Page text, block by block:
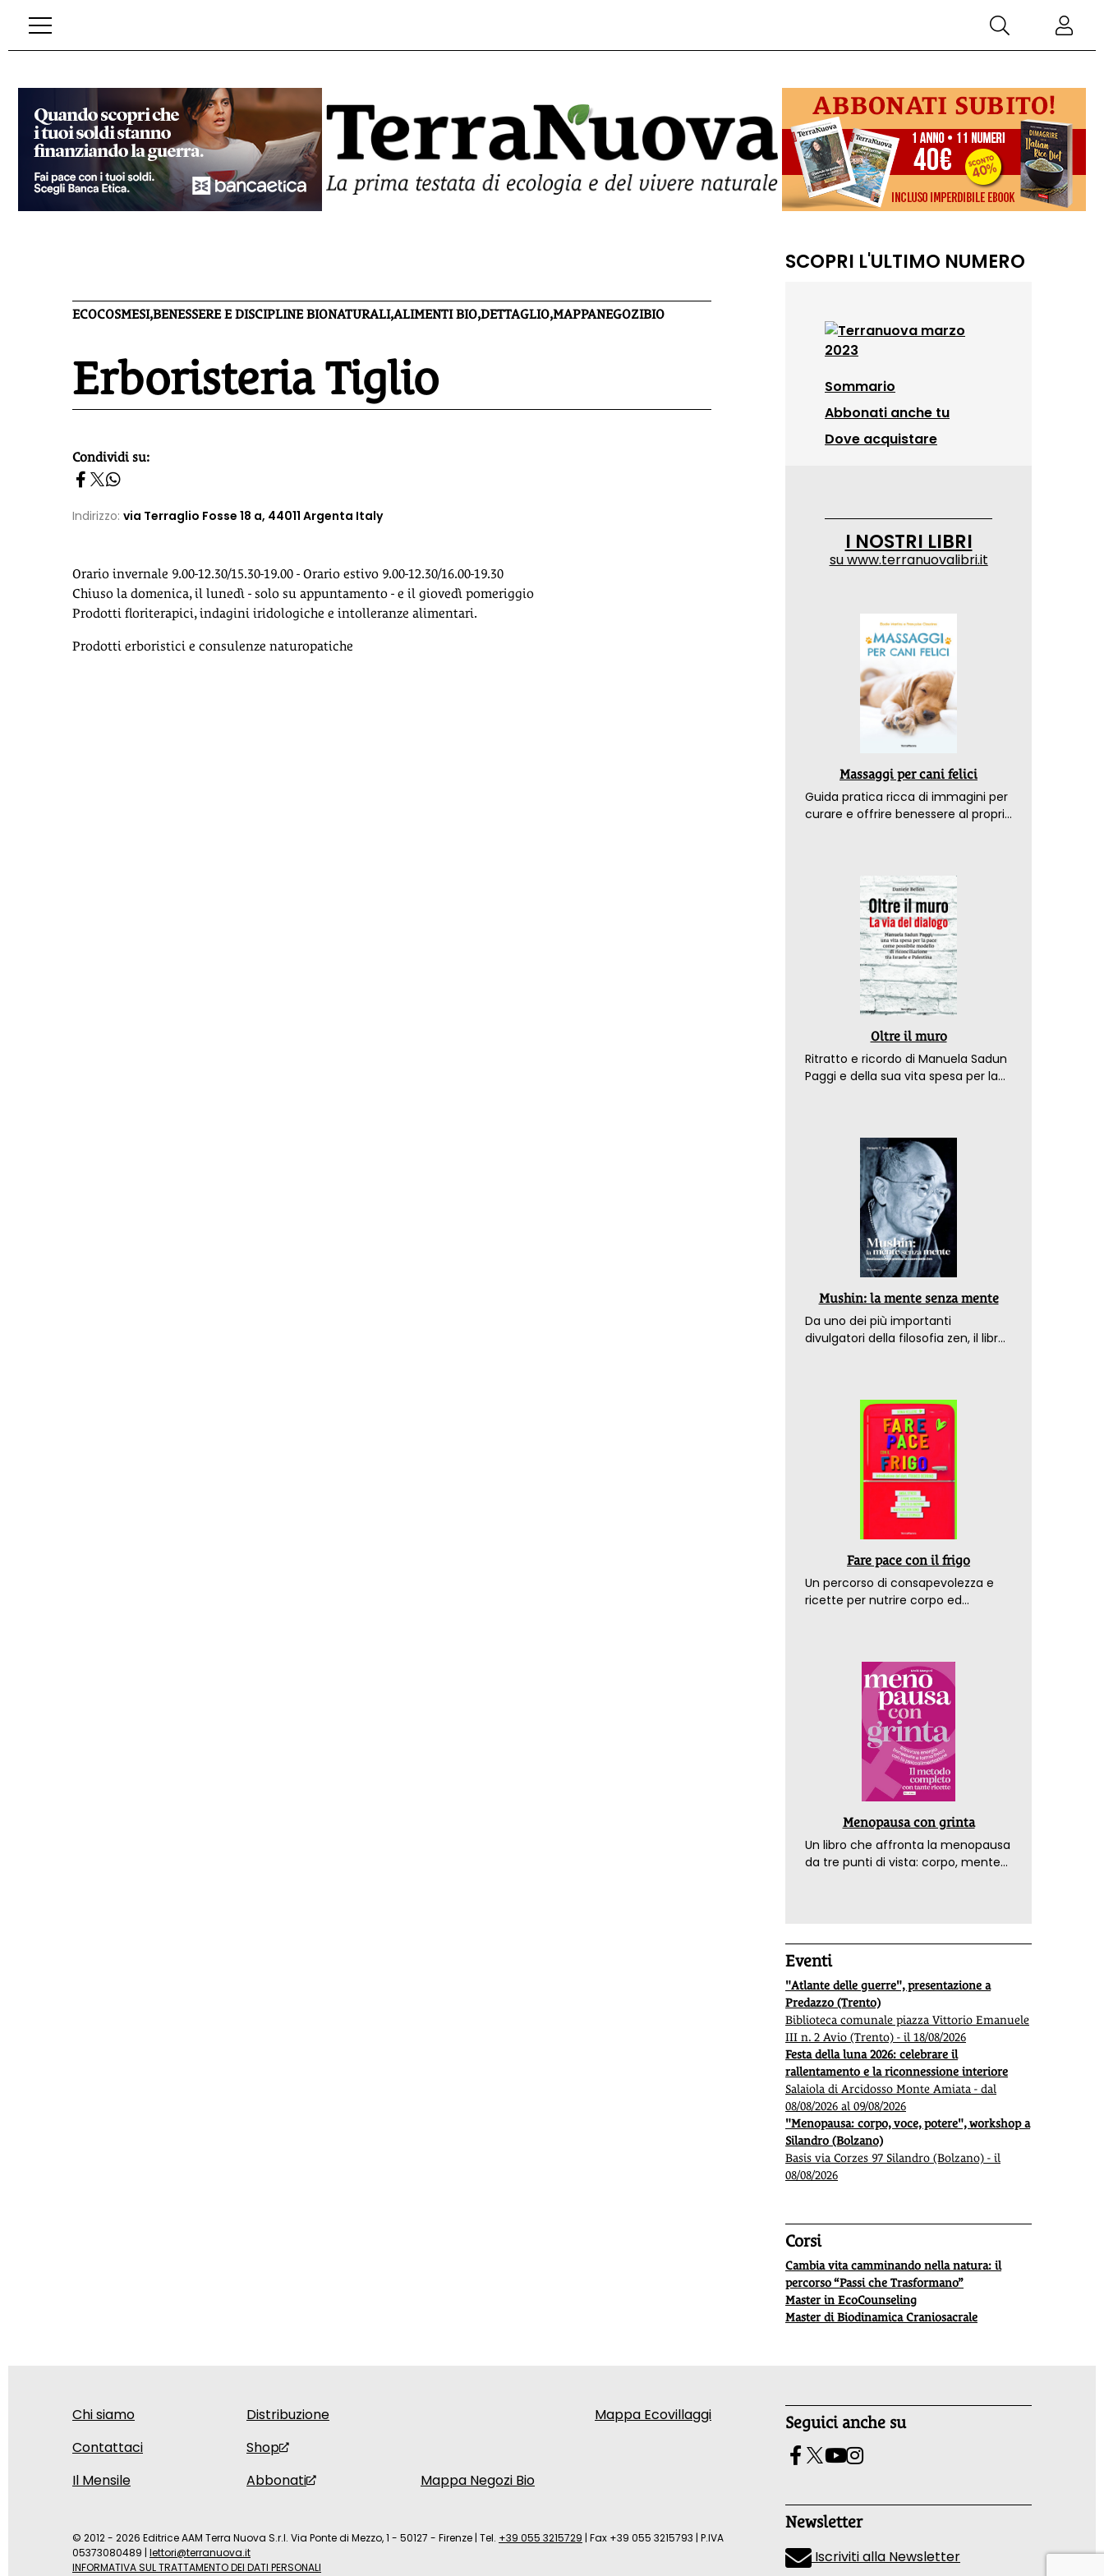
ECOCOSMESI,BENESSERE E DISCIPLINE BIONATURALI,ALIMENTI BIO,DETTAGLIO,MAPPANEGOZIBIO
Erboristeria Tiglio
homepage h2
Condividi su:
Indirizzo: via Terraglio Fosse 18 a, 44011 Argenta Italy
Orario invernale 9.00-12.30/15.30-19.00 - Orario estivo 9.00-12.30/16.00-19.30
Chiuso la domenica, il lunedì - solo su appuntamento - e il giovedì pomeriggio
Prodotti floriterapici, indagini iridologiche e intolleranze alimentari.
Prodotti erboristici e consulenze naturopatiche
SCOPRI L'ULTIMO NUMERO
Sommario
Abbonati anche tu
Dove acquistare
I NOSTRI LIBRI
suwww.terranuovalibri.it
Massaggi per cani felici
Guida pratica ricca di immagini per
curare e offrire benessere al proprio
Oltre il muro
Ritratto e ricordo di Manuela Sadun
Paggi e della sua vita spesa per la
Mushin: la mente senza mente
Da uno dei più importanti
divulgatori della filosofia zen, il libro
Fare pace con il frigo
Un percorso di consapevolezza e
ricette per nutrire corpo ed
Menopausa con grinta
Un libro che affronta la menopausa
da tre punti di vista: corpo, mente
Eventi
"Atlante delle guerre", presentazione a
Predazzo (Trento)
Biblioteca comunale piazza Vittorio Emanuele
III n. 2 Avio (Trento) - il 18/08/2026
Festa della luna 2026: celebrare il
rallentamento e la riconnessione interiore
Salaiola di Arcidosso Monte Amiata - dal
08/08/2026 al 09/08/2026
"Menopausa: corpo, voce, potere", workshop a
Silandro (Bolzano)
Basis via Corzes 97 Silandro (Bolzano) - il
08/08/2026
Corsi
Cambia vita camminando nella natura: il
percorso “Passi che Trasformano”
Master in EcoCounseling
Master di Biodinamica Craniosacrale
Chi siamo
Contattaci
Il Mensile
Distribuzione
Shop
Abbonati
Mappa Negozi Bio
Mappa Ecovillaggi Seguici anche su
Newsletter
Iscriviti alla Newsletter
© 2012 - 2026 Editrice AAM Terra Nuova S.r.l. Via Ponte di Mezzo, 1 - 50127 - Firenze | Tel. +39 055 3215729 | Fax +39 055 3215793 | P.IVA
05373080489 | lettori@terranuova.it
INFORMATIVA SUL TRATTAMENTO DEI DATI PERSONALI